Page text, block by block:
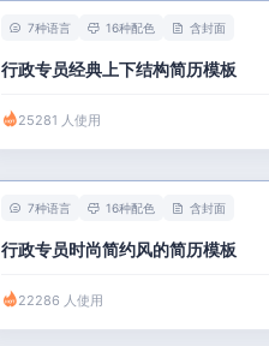
7种语言 16种配色 含封面
行政专员经典上下结构简历模板
25281 人使用
7种语言 16种配色 含封面
行政专员时尚简约风的简历模板
22286 人使用